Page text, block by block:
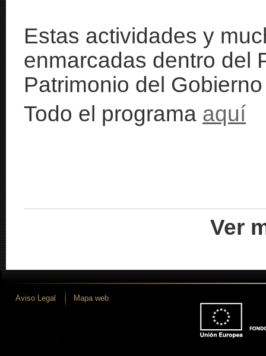
Estas actividades y
enmarcadas dentro del
Patrimonio del
Todo el programa aquí
Ver
Aviso Legal Mapa web
iLUNE